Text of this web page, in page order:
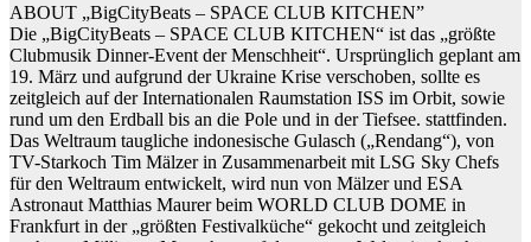
ABOUT „BigCityBeats – SPACE CLUB KITCHEN”
Die „BigCityBeats – SPACE CLUB KITCHEN“ ist das „größte
Clubmusik Dinner-Event der Menschheit“. Ursprünglich geplant am
19. März und aufgrund der Ukraine Krise verschoben, sollte es
zeitgleich auf der Internationalen Raumstation ISS im Orbit, sowie
rund um den Erdball bis an die Pole und in der Tiefsee. stattfinden.
Das Weltraum taugliche indonesische Gulasch („Rendang“), von
TV-Starkoch Tim Mälzer in Zusammenarbeit mit LSG Sky Chefs
für den Weltraum entwickelt, wird nun von Mälzer und ESA
Astronaut Matthias Maurer beim WORLD CLUB DOME in
Frankfurt in der „größten Festivalküche“ gekocht und zeitgleich